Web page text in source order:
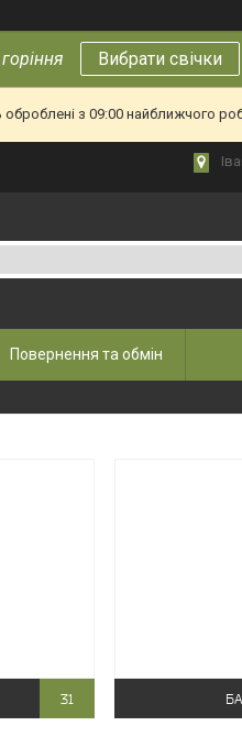
Вибрати свічки
з 09:00 найближчого
Повернення та обмін
31